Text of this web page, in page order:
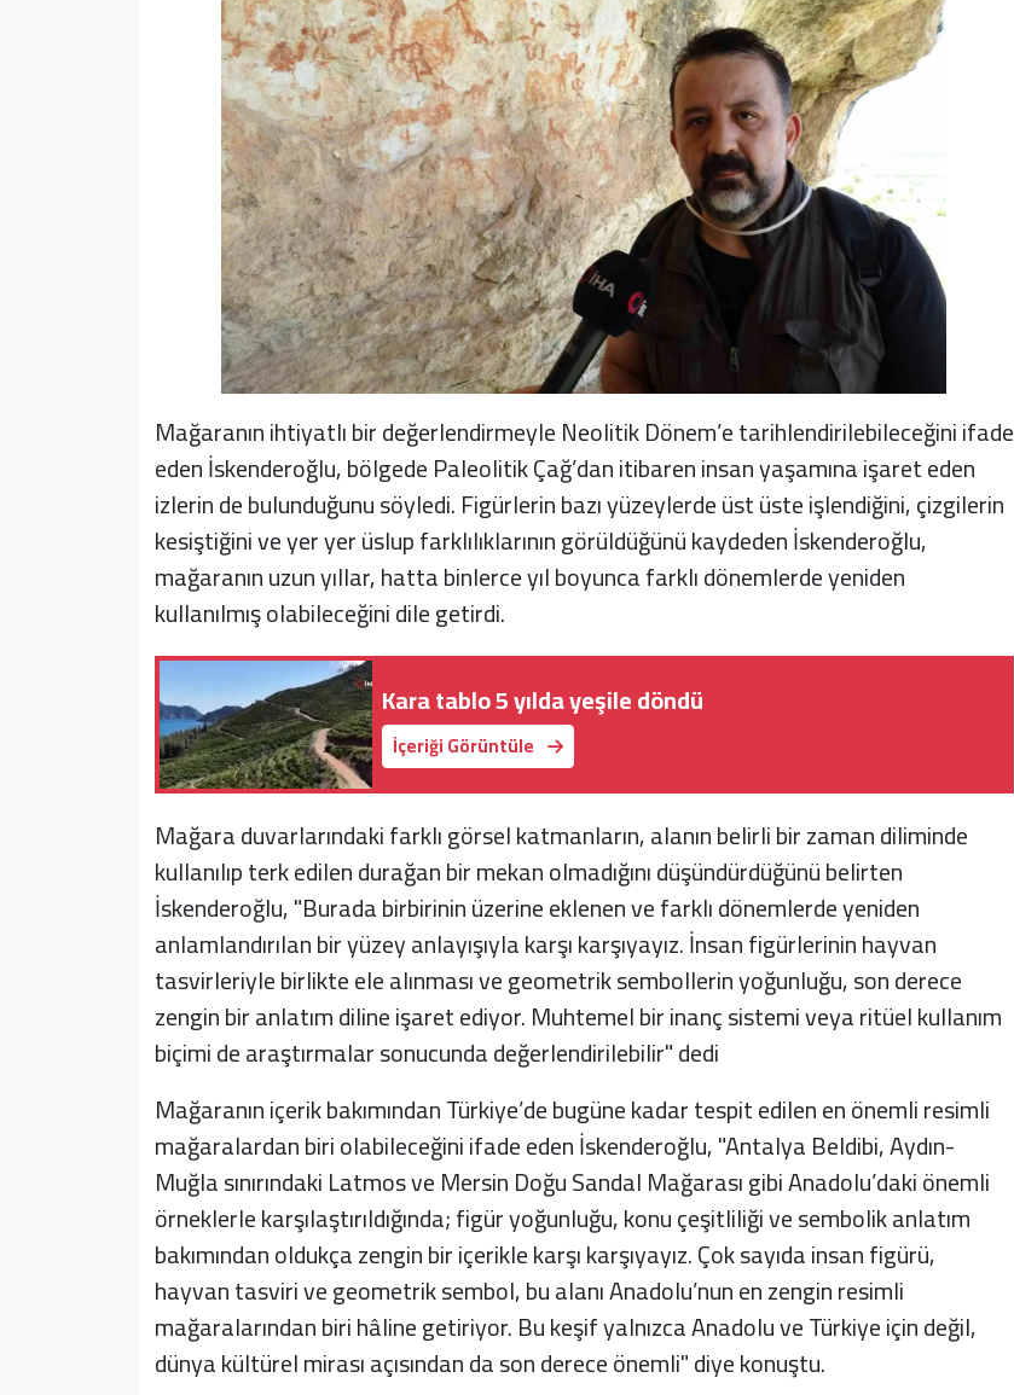
Mağaranın ihtiyatlı bir değerlendirmeyle Neolitik Dönem’e tarihlendirilebileceğini ifade
eden İskenderoğlu, bölgede Paleolitik Çağ’dan itibaren insan yaşamına işaret eden
izlerin de bulunduğunu söyledi. Figürlerin bazı yüzeylerde üst üste işlendiğini, çizgilerin
kesiştiğini ve yer yer üslup farklılıklarının görüldüğünü kaydeden İskenderoğlu,
mağaranın uzun yıllar, hatta binlerce yıl boyunca farklı dönemlerde yeniden
kullanılmış olabileceğini dile getirdi.
Kara tablo 5 yılda yeşile döndü
İçeriği Görüntüle
Mağara duvarlarındaki farklı görsel katmanların, alanın belirli bir zaman diliminde
kullanılıp terk edilen durağan bir mekan olmadığını düşündürdüğünü belirten
İskenderoğlu, "Burada birbirinin üzerine eklenen ve farklı dönemlerde yeniden
anlamlandırılan bir yüzey anlayışıyla karşı karşıyayız. İnsan figürlerinin hayvan
tasvirleriyle birlikte ele alınması ve geometrik sembollerin yoğunluğu, son derece
zengin bir anlatım diline işaret ediyor. Muhtemel bir inanç sistemi veya ritüel kullanım
biçimi de araştırmalar sonucunda değerlendirilebilir" dedi
Mağaranın içerik bakımından Türkiye’de bugüne kadar tespit edilen en önemli resimli
mağaralardan biri olabileceğini ifade eden İskenderoğlu, "Antalya Beldibi, Aydın-
Muğla sınırındaki Latmos ve Mersin Doğu Sandal Mağarası gibi Anadolu’daki önemli
örneklerle karşılaştırıldığında; figür yoğunluğu, konu çeşitliliği ve sembolik anlatım
bakımından oldukça zengin bir içerikle karşı karşıyayız. Çok sayıda insan figürü,
hayvan tasviri ve geometrik sembol, bu alanı Anadolu’nun en zengin resimli
mağaralarından biri hâline getiriyor. Bu keşif yalnızca Anadolu ve Türkiye için değil,
dünya kültürel mirası açısından da son derece önemli" diye konuştu.